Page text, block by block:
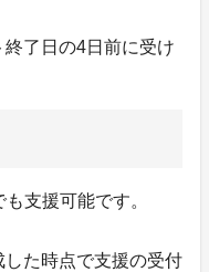
了日の4日前に受け
支援可能です。
た時点で支援の受付